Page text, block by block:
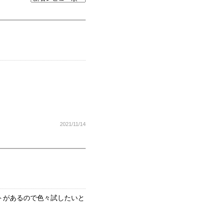
2021/11/14
あるので色々試したいと